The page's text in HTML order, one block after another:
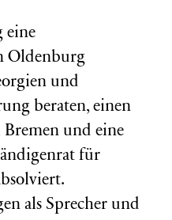
eine
Oldenburg
und
beraten, einen
und eine
für
als Sprecher und